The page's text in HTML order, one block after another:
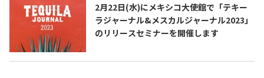
テキーラマーケット
2020
2021
2022
2023
2月22日(水)にメキシコ大使館で「テキー
ラジャーナル&メスカルジャーナル2023」
のリリースセミナーを開催します